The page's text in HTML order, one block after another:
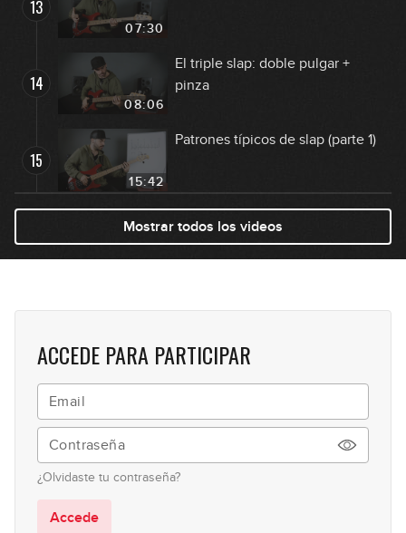
13
07:30
14
08:06
El triple slap: doble pulgar +
pinza
15
15:42
Patrones típicos de slap (parte 1)
10:42
Patrones típicos de slap (parte 2)
17
Mostrar todos los videos
ACCEDE PARA PARTICIPAR
¿Olvidaste tu contraseña?
Accede